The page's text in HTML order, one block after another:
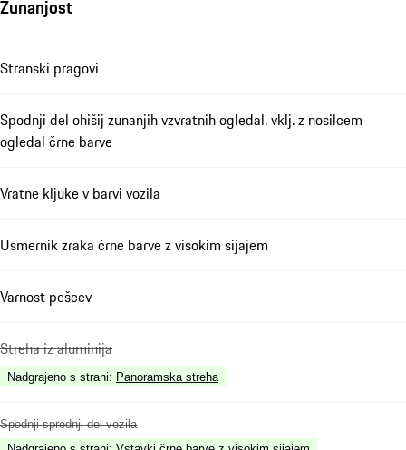
Zunanjost
Stranski pragovi
Spodnji del ohišij zunanjih vzvratnih ogledal, vklj. z nosilcem
ogledal črne barve
Vratne kljuke v barvi vozila
Usmernik zraka črne barve z visokim sijajem
Varnost pešcev
Streha iz aluminija
Nadgrajeno s strani: Panoramska streha
Spodnji sprednji del vozila